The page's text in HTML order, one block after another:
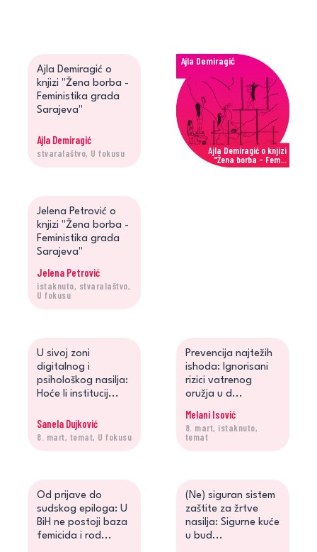
Ajla Demiragić o
knjizi "Žena borba -
Feministika grada
Sarajeva"
Ajla Demiragić
stvaralaštvo, U fokusu
Ajla Demiragić o knjizi
"Žena borba - Fem...
Ajla Demiragić
Jelena Petrović o
knjizi "Žena borba -
Feministika grada
Sarajeva"
Jelena Petrović
istaknuto, stvaralaštvo,
U fokusu
U sivoj zoni
digitalnog i
psihološkog nasilja:
Hoće li institucij...
Sanela Dujković
8. mart, temat, U fokusu
Prevencija najtežih
ishoda: Ignorisani
rizici vatrenog
oružja u d...
Melani Isović
8. mart, istaknuto,
temat
Od prijave do
sudskog epiloga: U
BiH ne postoji baza
femicida i rod...
(Ne) siguran sistem
zaštite za žrtve
nasilja: Sigurne kuće
u bud...